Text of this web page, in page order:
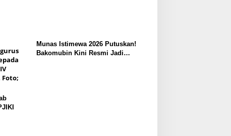
Munas Istimewa 2026 Putuskan!
Bakomubin Kini Resmi Jadi